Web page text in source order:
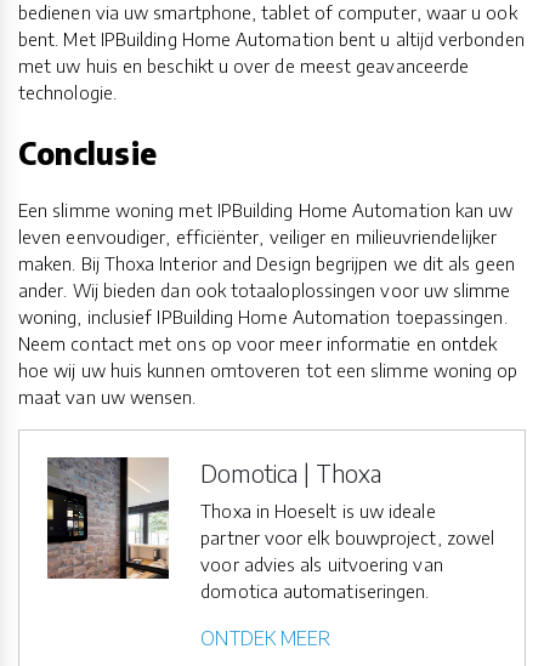
bedienen via uw smartphone, tablet of computer, waar u ook
bent. Met IPBuilding Home Automation bent u altijd verbonden
met uw huis en beschikt u over de meest geavanceerde
technologie.
Conclusie
Een slimme woning met IPBuilding Home Automation kan uw
leven eenvoudiger, efficiënter, veiliger en milieuvriendelijker
maken. Bij Thoxa Interior and Design begrijpen we dit als geen
ander. Wij bieden dan ook totaaloplossingen voor uw slimme
woning, inclusief IPBuilding Home Automation toepassingen.
Neem contact met ons op voor meer informatie en ontdek
hoe wij uw huis kunnen omtoveren tot een slimme woning op
maat van uw wensen.
Domotica | Thoxa
Thoxa in Hoeselt is uw ideale
partner voor elk bouwproject, ​​​​​zowel
voor advies als uitvoering van
domotica automatiseringen.
ONTDEK MEER